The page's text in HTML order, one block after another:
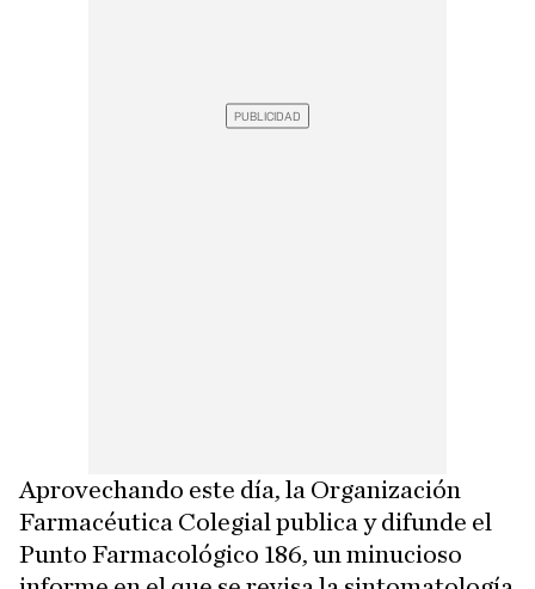
Aprovechando este día, la Organización
Farmacéutica Colegial publica y difunde el
Punto Farmacológico 186, un minucioso